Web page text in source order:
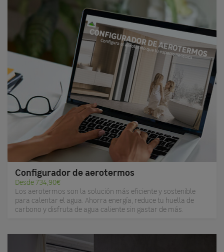
Configurador de aerotermos
Desde 734,90€
Los aerotermos son la solución más eficiente y sostenible
para calentar el agua. Ahorra energía, reduce tu huella de
carbono y disfruta de agua caliente sin gastar de más.